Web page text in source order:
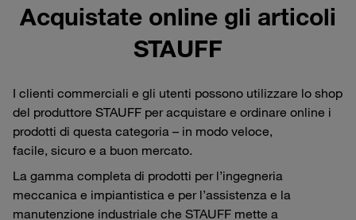
Acquistate online gli articoli
STAUFF
I clienti commerciali e gli utenti possono utilizzare lo shop
del produttore STAUFF per acquistare e ordinare online i
prodotti di questa categoria – in modo veloce,
facile, sicuro e a buon mercato.
La gamma completa di prodotti per l’ingegneria
meccanica e impiantistica e per l’assistenza e la
manutenzione industriale che STAUFF mette a